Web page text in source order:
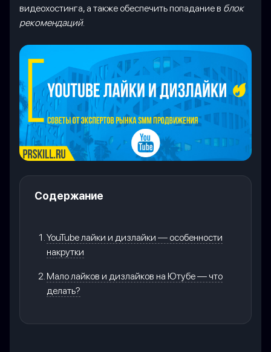
видеохостинга, а также обеспечить попадание в блок
рекомендаций.
Содержание
YouTube лайки и дизлайки — особенности
накрутки
Мало лайков и дизлайков на Ютубе — что
делать?